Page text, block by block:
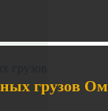
грузов